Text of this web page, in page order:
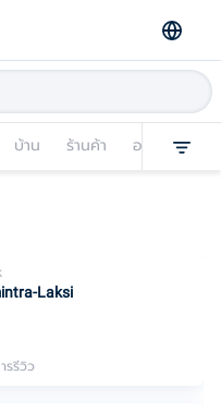
บ้าน ร้านค้า อาคารพาณิช
Laksi
รรีวิว